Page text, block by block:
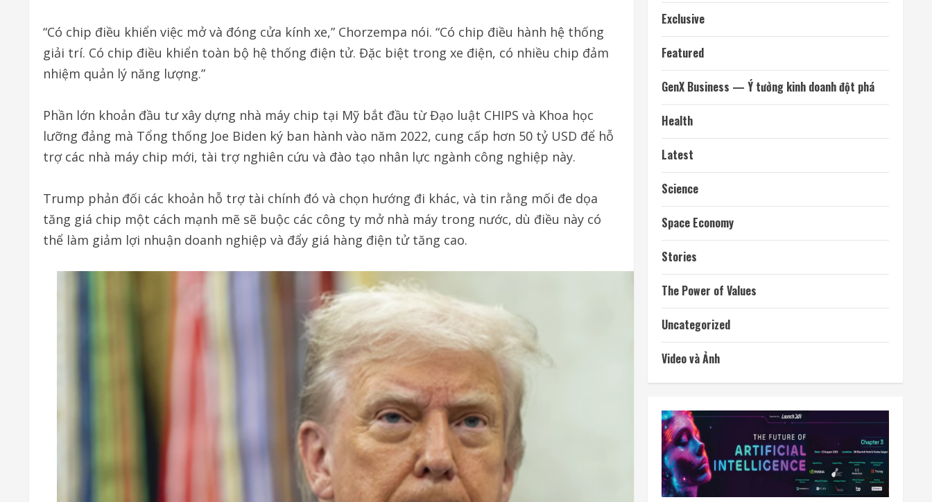
“Có chip điều khiển việc mở và đóng cửa kính xe,” Chorzempa nói. “Có chip điều hành hệ thống
giải trí. Có chip điều khiển toàn bộ hệ thống điện tử. Đặc biệt trong xe điện, có nhiều chip đảm
nhiệm quản lý năng lượng.”
Phần lớn khoản đầu tư xây dựng nhà máy chip tại Mỹ bắt đầu từ Đạo luật CHIPS và Khoa học
lưỡng đảng mà Tổng thống Joe Biden ký ban hành vào năm 2022, cung cấp hơn 50 tỷ USD để hỗ
trợ các nhà máy chip mới, tài trợ nghiên cứu và đào tạo nhân lực ngành công nghiệp này.
Trump phản đối các khoản hỗ trợ tài chính đó và chọn hướng đi khác, và tin rằng mối đe dọa
tăng giá chip một cách mạnh mẽ sẽ buộc các công ty mở nhà máy trong nước, dù điều này có
thể làm giảm lợi nhuận doanh nghiệp và đẩy giá hàng điện tử tăng cao.
Exclusive
Featured
GenX Business — Ý tưởng kinh doanh đột phá
Health
Latest
Science
Space Economy
Stories
The Power of Values
Uncategorized
Video và Ảnh